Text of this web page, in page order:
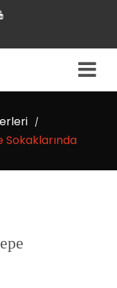
/
Sokaklarında